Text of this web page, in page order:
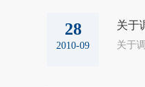
28
2010-09
关于